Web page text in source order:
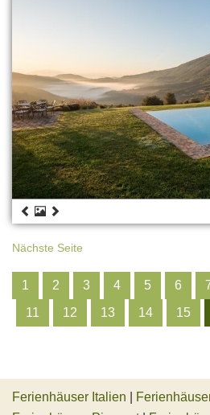
Nächste Seite
1 2 3 4 5 6
11
12 13 14 15
Ferienhäuser Italien